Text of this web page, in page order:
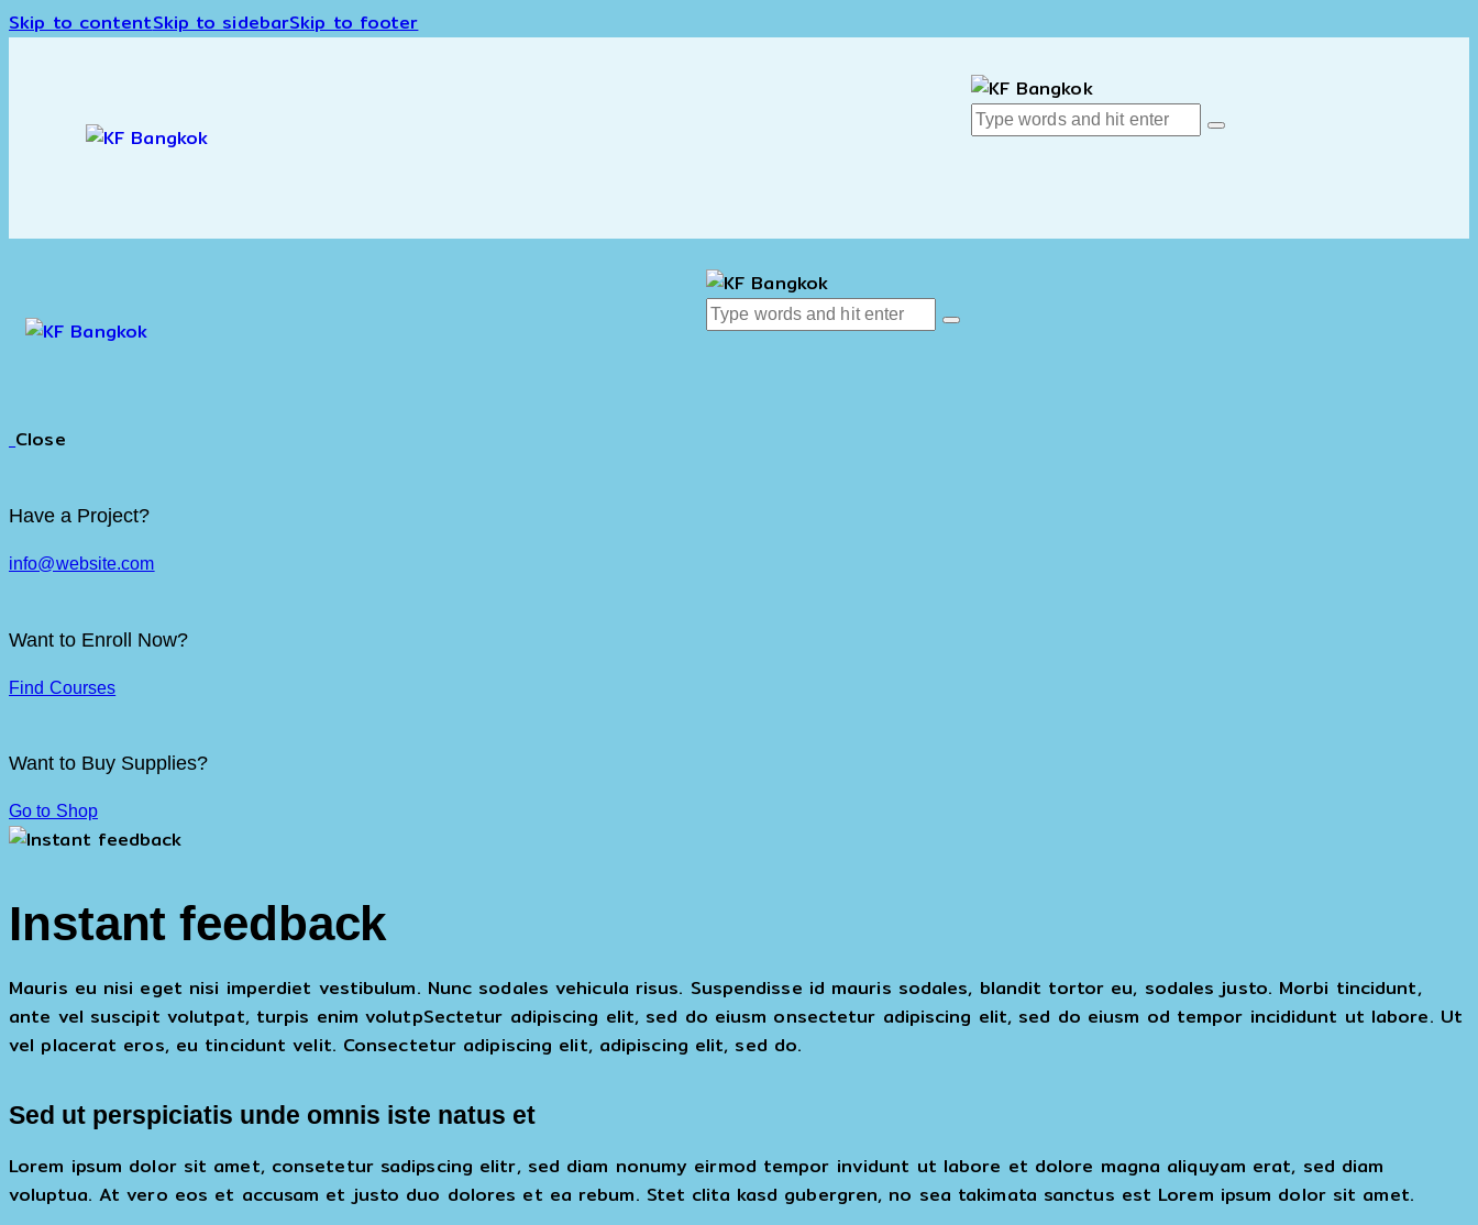
Skip to contentSkip to sidebarSkip to footer
Close
Have a Project?
info@website.com
Want to Enroll Now?
Find Courses
Want to Buy Supplies?
Go to Shop
Instant feedback
Mauris eu nisi eget nisi imperdiet vestibulum. Nunc sodales vehicula risus. Suspendisse id mauris sodales, blandit tortor eu, sodales justo. Morbi tincidunt,
ante vel suscipit volutpat, turpis enim volutpSectetur adipiscing elit, sed do eiusm onsectetur adipiscing elit, sed do eiusm od tempor incididunt ut labore. Ut
vel placerat eros, eu tincidunt velit. Consectetur adipiscing elit, adipiscing elit, sed do.
Sed ut perspiciatis unde omnis iste natus et
Lorem ipsum dolor sit amet, consetetur sadipscing elitr, sed diam nonumy eirmod tempor invidunt ut labore et dolore magna aliquyam erat, sed diam
voluptua. At vero eos et accusam et justo duo dolores et ea rebum. Stet clita kasd gubergren, no sea takimata sanctus est Lorem ipsum dolor sit amet.